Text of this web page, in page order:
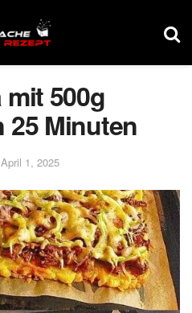
500g
25 Minuten
April 1, 2025